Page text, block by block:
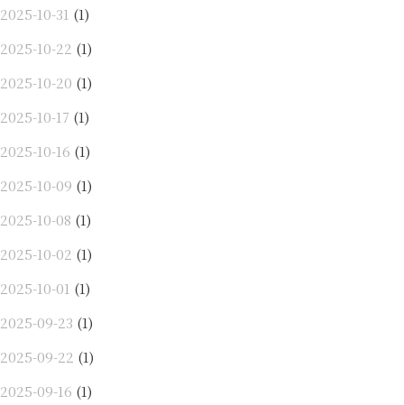
2025-10-31 (1)
2025-10-22 (1)
2025-10-20 (1)
2025-10-17 (1)
2025-10-16 (1)
2025-10-09 (1)
2025-10-08 (1)
2025-10-02 (1)
2025-10-01 (1)
2025-09-23 (1)
2025-09-22 (1)
2025-09-16 (1)